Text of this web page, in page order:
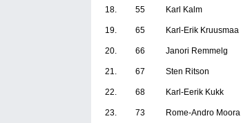
18. 55 Karl Kalm
19. 65 Karl-Erik Kruusmaa
20. 66 Janori Remmelg
21. 67 Sten Ritson
22. 68 Karl-Eerik Kukk
23. 73 Rome-Andro Moora